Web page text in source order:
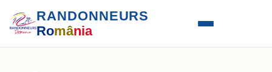
RANDONNEURS
România